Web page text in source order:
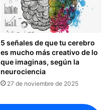
5 señales de que tu cerebro
es mucho más creativo de lo
que imaginas, según la
neurociencia
27 de noviembre de 2025